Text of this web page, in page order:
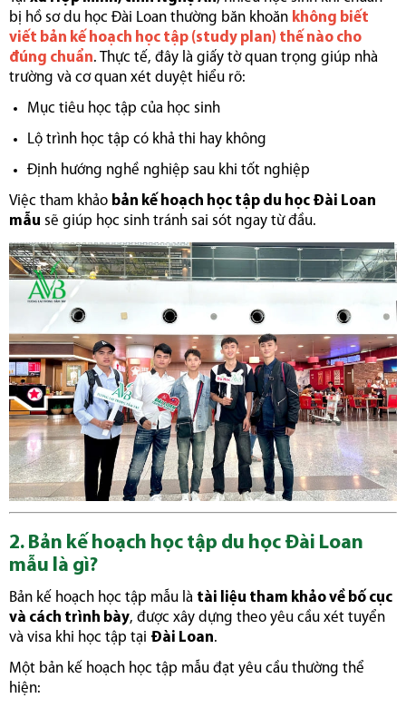
bị hồ sơ du học Đài Loan thường băn khoăn không biết
viết bản kế hoạch học tập (study plan) thế nào cho
đúng chuẩn. Thực tế, đây là giấy tờ quan trọng giúp nhà
trường và cơ quan xét duyệt hiểu rõ:
Mục tiêu học tập của học sinh
Lộ trình học tập có khả thi hay không
Định hướng nghề nghiệp sau khi tốt nghiệp
Việc tham khảo bản kế hoạch học tập du học Đài Loan
mẫu sẽ giúp học sinh tránh sai sót ngay từ đầu.
2. Bản kế hoạch học tập du học Đài Loan
mẫu là gì?
Bản kế hoạch học tập mẫu là tài liệu tham khảo về bố cục
và cách trình bày, được xây dựng theo yêu cầu xét tuyển
và visa khi học tập tại Đài Loan.
Một bản kế hoạch học tập mẫu đạt yêu cầu thường thể
hiện: